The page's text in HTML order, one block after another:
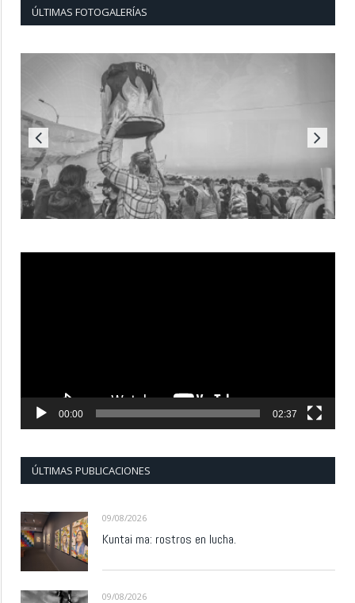
ÚLTIMAS FOTOGALERÍAS
00:00 02:37
ÚLTIMAS PUBLICACIONES
09/08/2026
Kuntai ma: rostros en lucha.
09/08/2026